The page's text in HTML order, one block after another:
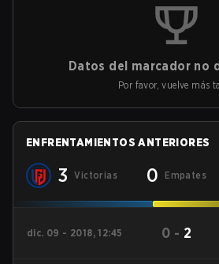
Datos del marcador no
Por favor, vuelve más
ENFRENTAMIENTOS ANTERIORES
3 Victorias 0 Empates
dic. 09 - 2018, 12:45 0 - 2